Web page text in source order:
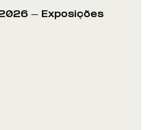
- Exposições